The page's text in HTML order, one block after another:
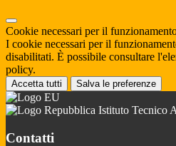
Cookie necessari per il
I cookie necessari per il
disabilitati. È possibile consultare
policy.
Accetta tutti Salva le preferenze
Istituto Tecnico
Contatti